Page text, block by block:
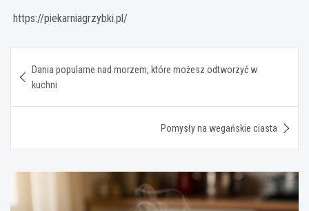
https://piekarniagrzybki.pl/
wpisu
Dania popularne nad morzem, które możesz odtworzyć w
kuchni
Pomysły na wegańskie ciasta